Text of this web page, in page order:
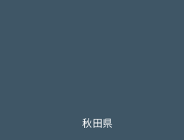
秋田県